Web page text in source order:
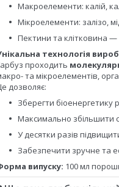
Макроелементи: калій,
Мікроелементи: залізо,
Пектини та клітковина —
технологія
проходить
та мікроелементів,
дозволяє:
Зберегти біоенергетику
Максимально збільшити
У десятки разів
Забезпечити зручне та
випуску: 100 мл